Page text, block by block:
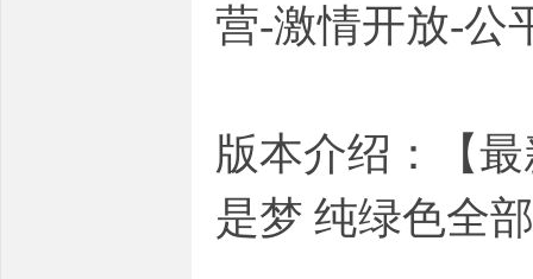
营-激情开放-公
版本介绍：【
是梦 纯绿色全